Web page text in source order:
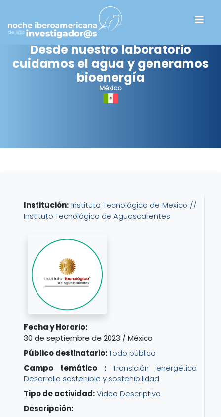
Desde nuestro laboratorio
cuidamos el agua y generamos
bioenergía
México
Institución: Instituto Tecnológico de Mexico //
Instituto Tecnológico de Aguascalientes
Fecha y Horario:
30 de septiembre de 2023 / México
Público destinatario:Todo público
Campo temático :
Transición energética
Desarrollo sostenible y sostenibilidad
Tipo de actividad:Video Descriptivo
Descripción: